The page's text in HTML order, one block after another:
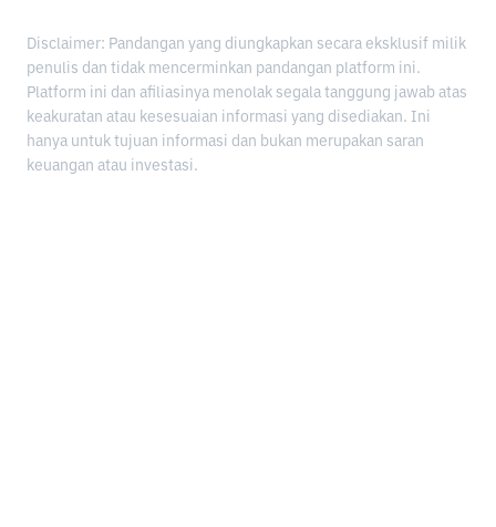
Disclaimer: Pandangan yang diungkapkan secara eksklusif milik
penulis dan tidak mencerminkan pandangan platform ini.
Platform ini dan afiliasinya menolak segala tanggung jawab atas
keakuratan atau kesesuaian informasi yang disediakan. Ini
hanya untuk tujuan informasi dan bukan merupakan saran
keuangan atau investasi.